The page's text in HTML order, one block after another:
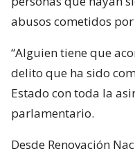
abusos cometidos
“Alguien tiene que
delito que ha sido
Estado con toda la
parlamentario.
Desde Renovación